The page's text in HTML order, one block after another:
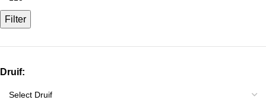
Filter
Druif: